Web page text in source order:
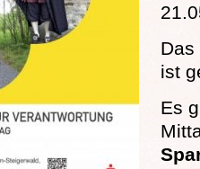
Das
ist
Es